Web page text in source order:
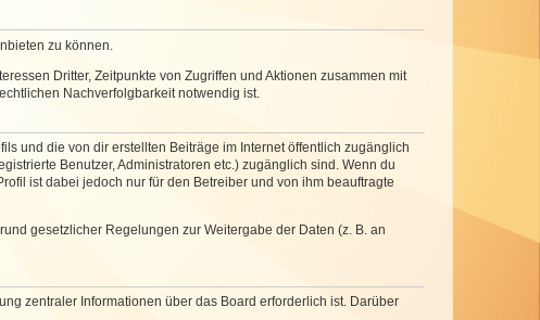
zu können.
Dritter, Zeitpunkte von Zugriffen und Aktionen zusammen mit
Nachverfolgbarkeit notwendig ist.
und die von dir erstellten Beiträge im Internet öffentlich zugänglich
Benutzer, Administratoren etc.) zugänglich sind. Wenn du
ist dabei jedoch nur für den Betreiber und von ihm beauftragte
gesetzlicher Regelungen zur Weitergabe der Daten (z. B. an
zentraler Informationen über das Board erforderlich ist. Darüber